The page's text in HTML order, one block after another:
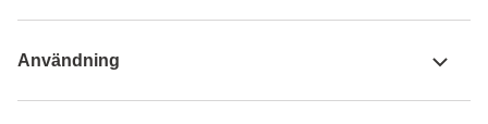
Användning